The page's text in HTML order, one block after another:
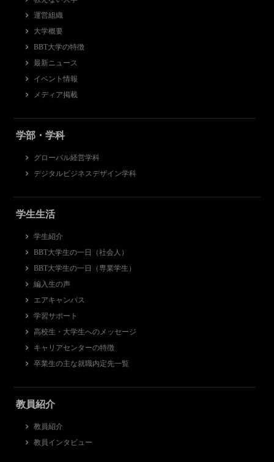
運営組織
大学概要
BBT大学の特徴
最新ニュース
イベント情報
メディア掲載
学部・学科
グローバル経営学科
デジタルビジネスデザイン学科
学生生活
学生紹介
BBT大学生の一日（社会人）
BBT大学生の一日（専業学生）
編入生の声
エアキャンパス
学習サポート
高校生・大学生へのメッセージ
キャリアセンターの特徴
卒業生の主な就職内定先一覧
教員紹介
教員紹介
教員インタビュー